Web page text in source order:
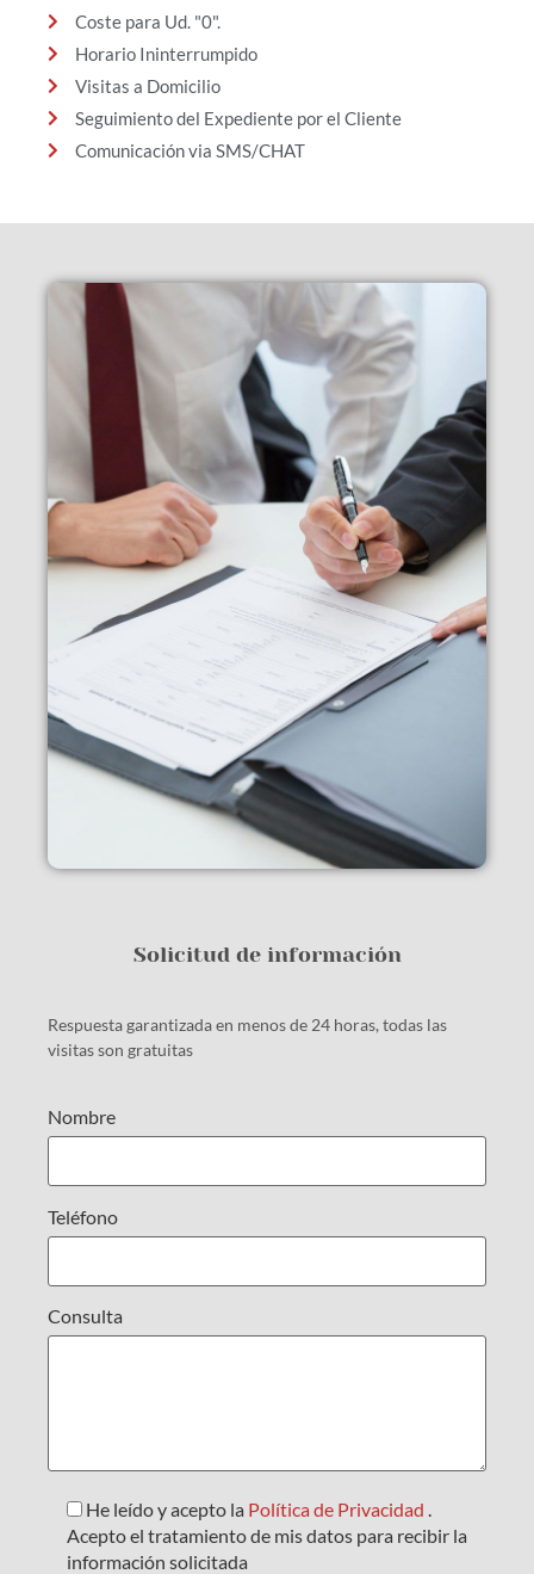
Coste para Ud. "0".
Horario Ininterrumpido
Visitas a Domicilio
Seguimiento del Expediente por el Cliente
Comunicación via SMS/CHAT
Solicitud de información
Respuesta garantizada en menos de 24 horas, todas las
visitas son gratuitas
Nombre
Teléfono
Consulta
He leído y acepto la Política de Privacidad .
Acepto el tratamiento de mis datos para recibir la
información solicitada